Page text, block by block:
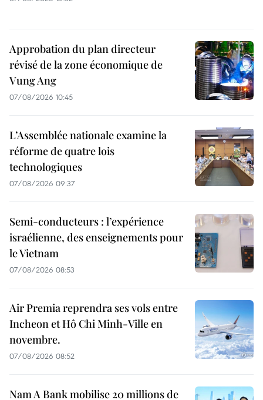
Approbation du plan directeur
révisé de la zone économique de
Vung Ang
07/08/2026 10:45
L’Assemblée nationale examine la
réforme de quatre lois
technologiques
07/08/2026 09:37
Semi-conducteurs : l’expérience
israélienne, des enseignements pour
le Vietnam
07/08/2026 08:53
Air Premia reprendra ses vols entre
Incheon et Hô Chi Minh-Ville en
novembre.
07/08/2026 08:52
Nam A Bank mobilise 20 millions de